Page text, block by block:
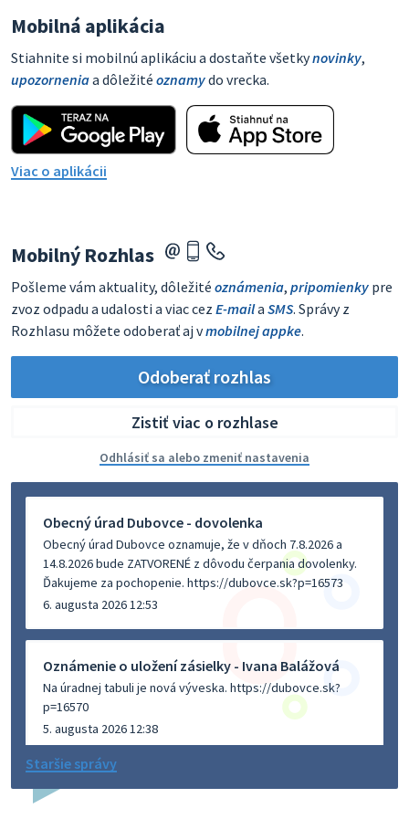
Mobilná aplikácia
Stiahnite si mobilnú aplikáciu a dostaňte všetkynovinky,
upozorneniaa dôležité oznamydo vrecka.
Viac o aplikácii
Mobilný Rozhlas
Pošleme vám aktuality, dôležité oznámenia, pripomienky pre
zvoz odpadu a udalosti a viac cez E-maila SMS. Správy z
Rozhlasu môžete odoberať aj vmobilnej appke.
Odoberať rozhlas
Zistiť viac o rozhlase
Odhlásiť sa alebo zmeniť nastavenia
Obecný úrad Dubovce - dovolenka
Obecný úrad Dubovce oznamuje, že v dňoch 7.8.2026 a
14.8.2026 bude ZATVORENÉ z dôvodu čerpania dovolenky.
Ďakujeme za pochopenie. https://dubovce.sk?p=16573
6. augusta 2026 12:53
Oznámenie o uložení zásielky - Ivana Balážová
Na úradnej tabuli je nová výveska. https://dubovce.sk?
p=16570
5. augusta 2026 12:38
Dovolenka - MUDr. Marián Sivoň
Staršie správy